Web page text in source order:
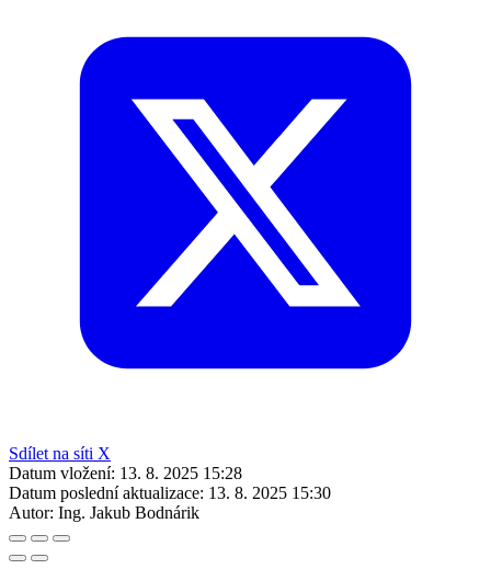
Sdílet na síti X
Datum vložení: 13. 8. 2025 15:28
Datum poslední aktualizace: 13. 8. 2025 15:30
Autor: Ing. Jakub Bodnárik